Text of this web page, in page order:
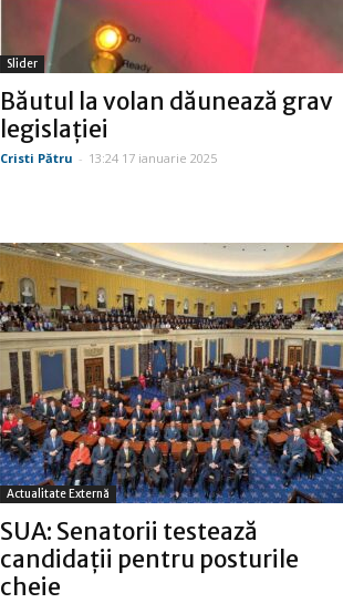
Slider
Băutul la volan dăunează grav
legislaţiei
Cristi Pătru - 13:24 17 ianuarie 2025
Actualitate Externă
SUA: Senatorii testează
candidaţii pentru posturile
cheie